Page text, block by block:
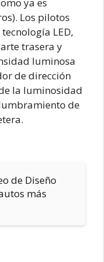
Los pilotos
LED,
trasera y
luminosa
de dirección
la luminosidad
de
de Diseño
más